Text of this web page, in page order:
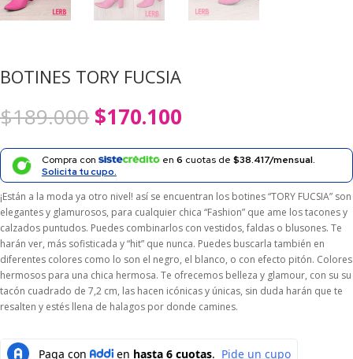
BOTINES TORY FUCSIA
$189.000 El
precio
original
era:
$189.000.
$170.100
actual
es:
$170.100.
Compra con en 6 cuotas de $38.417/mensual.
Solicita tu cupo.
¡Están a la moda ya otro nivel! así se encuentran los botines “TORY FUCSIA” son
elegantes y glamurosos, para cualquier chica “Fashion” que ame los tacones y
calzados puntudos. Puedes combinarlos con vestidos, faldas o blusones. Te
harán ver, más sofisticada y “hit” que nunca. Puedes buscarla también en
diferentes colores como lo son el negro, el blanco, o con efecto pitón. Colores
hermosos para una chica hermosa. Te ofrecemos belleza y glamour, con su su
tacón cuadrado de 7,2 cm, las hacen icónicas y únicas, sin duda harán que te
resalten y estés llena de halagos por donde camines.